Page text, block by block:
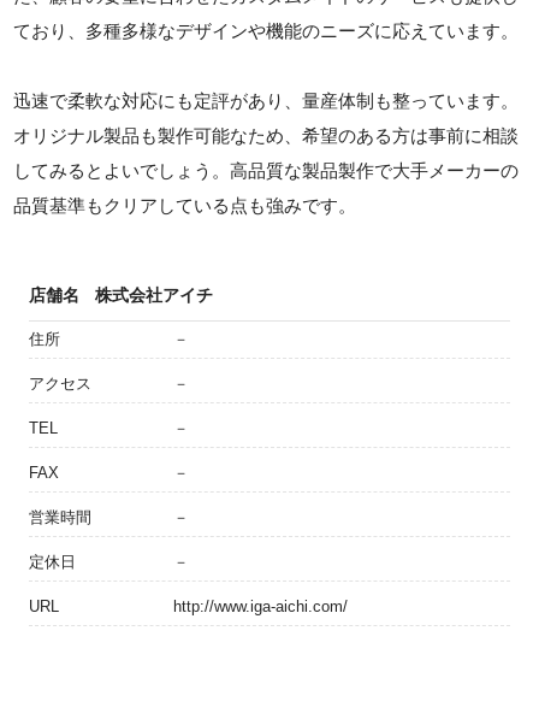
ており、多種多様なデザインや機能のニーズに応えています。
迅速で柔軟な対応にも定評があり、量産体制も整っています。
オリジナル製品も製作可能なため、希望のある方は事前に相談
してみるとよいでしょう。高品質な製品製作で大手メーカーの
品質基準もクリアしている点も強みです。
店舗名 株式会社アイチ
住所 －
アクセス －
TEL －
FAX －
営業時間 －
定休日 －
URL http://www.iga-aichi.com/